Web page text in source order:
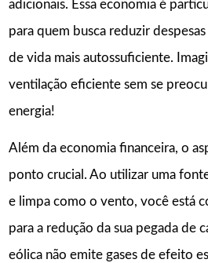
adicionais. Essa economia é
para quem busca reduzir
de vida mais autossuficiente.
ventilação eficiente sem se
energia!
Além da economia financeira, o
ponto crucial. Ao utilizar uma
e limpa como o vento, você está
para a redução da sua pegada de
eólica não emite gases de efeito